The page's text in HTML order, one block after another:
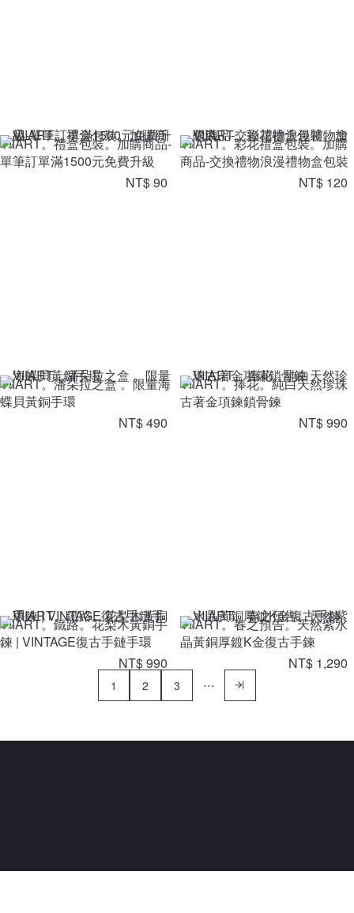
VIIART。禮盒包裝。加購商品-
單筆訂單滿1500元免費升級
NT$ 90
VIIART。彩花禮盒包裝。加購
商品-交換禮物浪漫禮物盒包裝
NT$ 120
VIIART。潘朵拉之盒 。限量海
蝶貝黃銅手環
NT$ 490
VIIART。捧花。純白天然珍珠
古著金項鍊鎖骨鍊
NT$ 990
VIIART。鐵路。花梨木黃銅手
鍊 | VINTAGE復古手鏈手環
NT$ 990
VIIART。春之預告。天然紫水
晶黃銅厚鍍K金復古手鍊
NT$ 1,290
1 2 3